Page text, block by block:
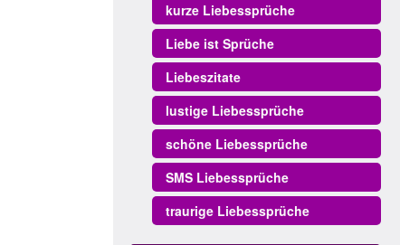
kurze Liebessprüche
Liebe ist Sprüche
Liebeszitate
lustige Liebessprüche
schöne Liebessprüche
SMS Liebessprüche
traurige Liebessprüche